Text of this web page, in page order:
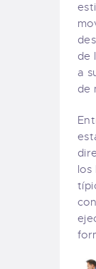
de
a
de